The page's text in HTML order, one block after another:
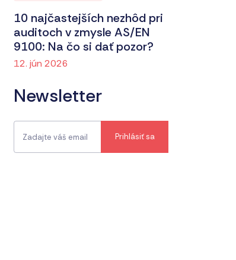
10 najčastejších nezhôd pri
auditoch v zmysle AS/EN
9100: Na čo si dať pozor?
12. jún 2026
Newsletter